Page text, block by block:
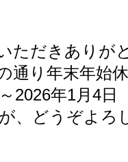
ただきありが
通り年末年始
2026年1月4日
、どうぞよろ